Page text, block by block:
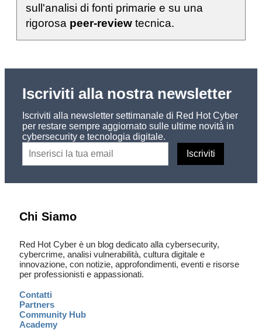
sull'analisi di fonti primarie e su una
rigorosa peer-review tecnica.
Iscriviti alla nostra newsletter
Iscriviti alla newsletter settimanale di Red Hot Cyber
per restare sempre aggiornato sulle ultime novità in
cybersecurity e tecnologia digitale.
Chi Siamo
Red Hot Cyber è un blog dedicato alla cybersecurity,
cybercrime, analisi vulnerabilità, cultura digitale e
innovazione, con notizie, approfondimenti, eventi e risorse
per professionisti e appassionati.
Contatti
Partners
Community Hub
Academy